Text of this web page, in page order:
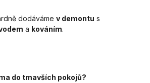
dodáváme v demontu s
a kováním.
do tmavších pokojů?